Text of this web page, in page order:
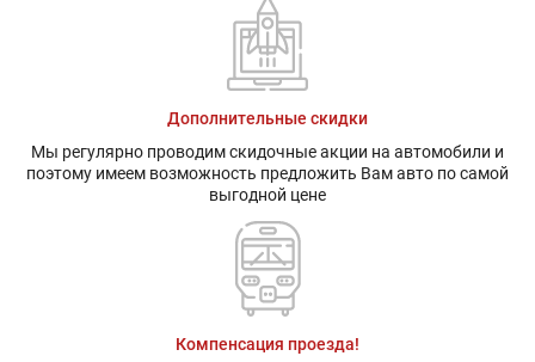
независимая
Дисковые
вентилируемые
Задние тормоза: Дисковые
Дополнительные скидки
Мы регулярно проводим скидочные акции на автомобили и
поэтому имеем возможность предложить Вам авто по самой
выгодной цене
Компенсация проезда!